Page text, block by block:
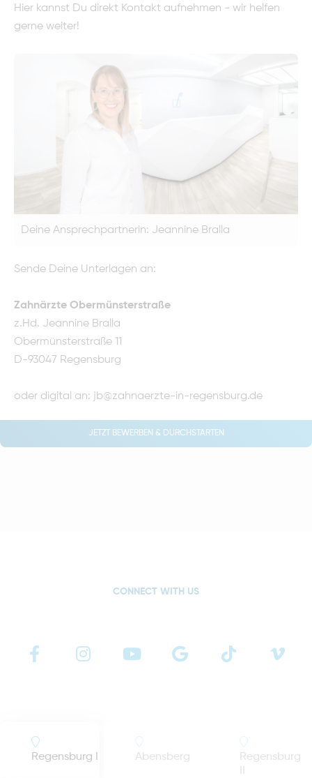
Hier kannst Du direkt Kontakt aufnehmen - wir helfen
gerne weiter!
Deine Ansprechpartnerin: Jeannine Bralla
Sende Deine Unterlagen an:
Zahnärzte Obermünsterstraße
z.Hd. Jeannine Bralla
Obermünsterstraße 11
D-93047 Regensburg
oder digital an: jb@zahnaerzte-in-regensburg.de
JETZT BEWERBEN & DURCHSTARTEN
CONNECT WITH US
Regensburg I Abensberg
Regensburg